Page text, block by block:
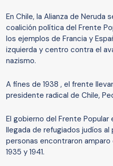
En Chile, la Alianza de Neruda
coalición política del Frente
los ejemplos de Francia y
izquierda y centro contra el
nazismo.
A fines de 1938 , el frente
presidente radical de Chile,
El gobierno del Frente
llegada de refugiados judíos al
personas encontraron
1935 y 1941.